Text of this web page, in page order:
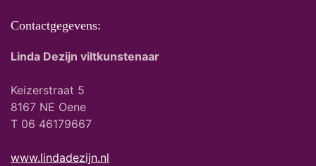
Contactgegevens:
Linda Dezijn viltkunstenaar
Keizerstraat 5
8167 NE Oene
T 06 46179667
www.lindadezijn.nl